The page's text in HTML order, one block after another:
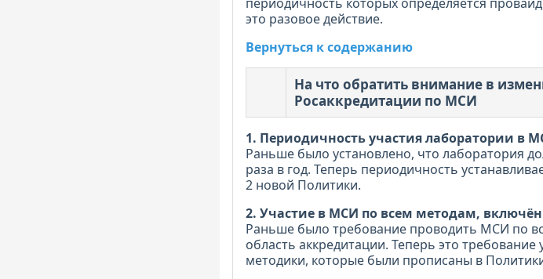
это разовое действие.
Вернуться к содержанию
На что обратить внимание в
Росаккредитации по МСИ
1. Периодичность участия лаборатории в
Раньше было установлено, что лаборатория
раза в год. Теперь периодичность
2 новой Политики.
2. Участие в МСИ по всем методам,
Раньше было требование проводить МСИ по
область аккредитации. Теперь это
методики, которые были прописаны в